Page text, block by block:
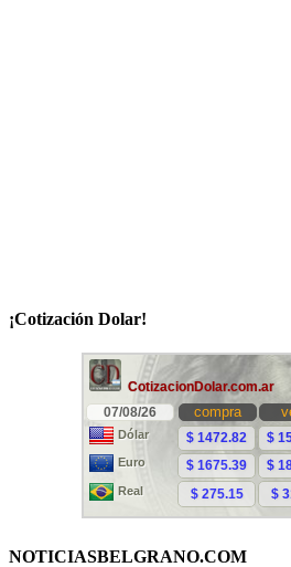
¡Cotización Dolar!
NOTICIASBELGRANO.COM